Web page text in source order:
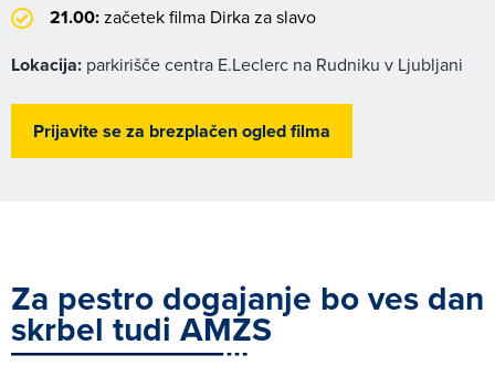
21.00:začetek filma Dirka za slavo
Lokacija: parkirišče centra E.Leclerc na Rudniku v Ljubljani
Prijavite se za brezplačen ogled filma
Za pestro dogajanje bo ves dan
skrbel tudi AMZS